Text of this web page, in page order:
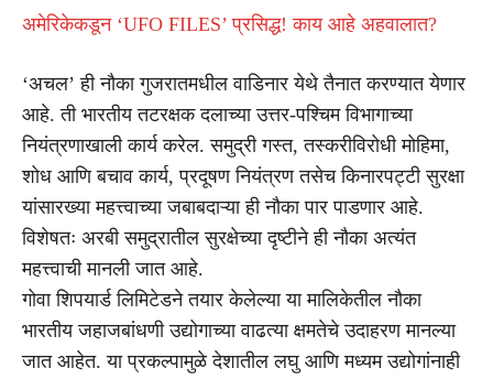
अमेरिकेकडून ‘UFO FILES’ प्रसिद्ध! काय आहे अहवालात?
‘अचल’ ही नौका गुजरातमधील वाडिनार येथे तैनात करण्यात येणार
आहे. ती भारतीय तटरक्षक दलाच्या उत्तर-पश्चिम विभागाच्या
नियंत्रणाखाली कार्य करेल. समुद्री गस्त, तस्करीविरोधी मोहिमा,
शोध आणि बचाव कार्य, प्रदूषण नियंत्रण तसेच किनारपट्टी सुरक्षा
यांसारख्या महत्त्वाच्या जबाबदाऱ्या ही नौका पार पाडणार आहे.
विशेषतः अरबी समुद्रातील सुरक्षेच्या दृष्टीने ही नौका अत्यंत
महत्त्वाची मानली जात आहे.
गोवा शिपयार्ड लिमिटेडने तयार केलेल्या या मालिकेतील नौका
भारतीय जहाजबांधणी उद्योगाच्या वाढत्या क्षमतेचे उदाहरण मानल्या
जात आहेत. या प्रकल्पामुळे देशातील लघु आणि मध्यम उद्योगांनाही